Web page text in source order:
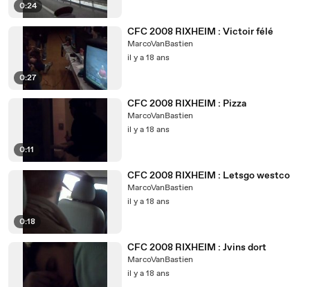
0:24
0:27
CFC 2008 RIXHEIM : Victoir félé
MarcoVanBastien
il y a 18 ans
0:11
CFC 2008 RIXHEIM : Pizza
MarcoVanBastien
il y a 18 ans
0:18
CFC 2008 RIXHEIM : Letsgo westco
MarcoVanBastien
il y a 18 ans
CFC 2008 RIXHEIM : Jvins dort
MarcoVanBastien
il y a 18 ans